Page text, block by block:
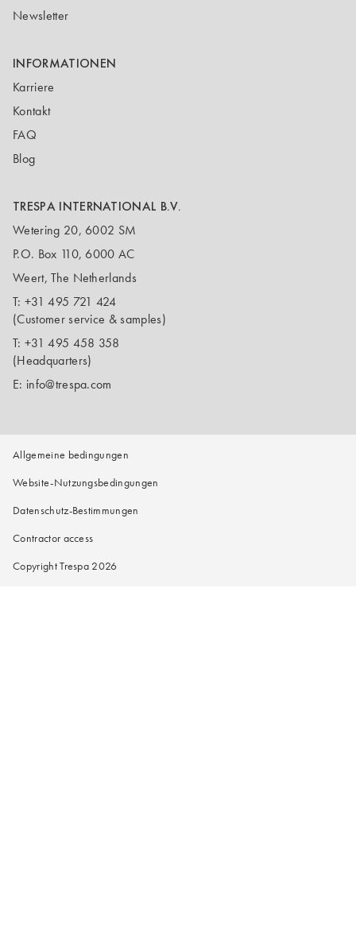
Newsletter
INFORMATIONEN
Karriere
Kontakt
FAQ
Blog
TRESPA INTERNATIONAL B.V.
Wetering 20, 6002 SM
P.O. Box 110, 6000 AC
Weert, The Netherlands
T: +31 495 721 424
(Customer service & samples)
T: +31 495 458 358
(Headquarters)
E: info@trespa.com
Allgemeine bedingungen
Website-Nutzungsbedingungen
Datenschutz-Bestimmungen
Contractor access
Copyright Trespa 2026